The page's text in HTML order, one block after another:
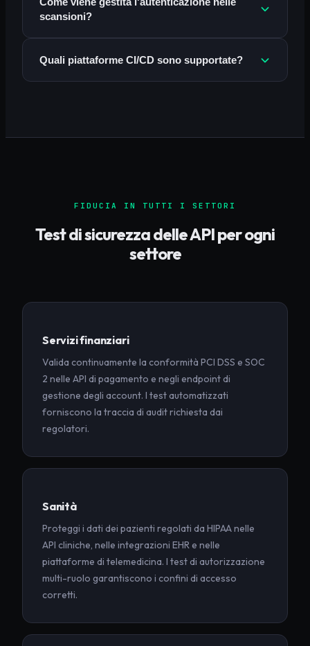
scansioni?
Quali piattaforme CI/CD sono supportate?
FIDUCIA IN TUTTI I SETTORI
Test di sicurezza delle API per ogni
settore
Servizi finanziari
Valida continuamente la conformità PCI DSS e SOC
2 nelle API di pagamento e negli endpoint di
gestione degli account. I test automatizzati
forniscono la traccia di audit richiesta dai
regolatori.
Sanità
Proteggi i dati dei pazienti regolati da HIPAA nelle
API cliniche, nelle integrazioni EHR e nelle
piattaforme di telemedicina. I test di autorizzazione
multi-ruolo garantiscono i confini di accesso
corretti.